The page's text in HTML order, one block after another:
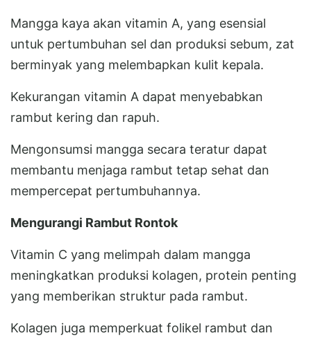
Mangga kaya akan vitamin A, yang esensial
untuk pertumbuhan sel dan produksi sebum, zat
berminyak yang melembapkan kulit kepala.
Kekurangan vitamin A dapat menyebabkan
rambut kering dan rapuh.
Mengonsumsi mangga secara teratur dapat
membantu menjaga rambut tetap sehat dan
mempercepat pertumbuhannya.
Mengurangi Rambut Rontok
Vitamin C yang melimpah dalam mangga
meningkatkan produksi kolagen, protein penting
yang memberikan struktur pada rambut.
Kolagen juga memperkuat folikel rambut dan